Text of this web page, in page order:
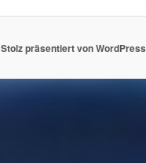
Stolz präsentiert von WordPress